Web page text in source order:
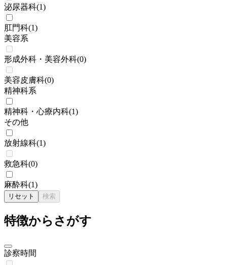
泌尿器科(1)
肛門科(1)
美容系
形成外科・美容外科(0)
美容皮膚科(0)
精神科系
精神科・心療内科(1)
その他
放射線科(1)
救急科(0)
麻酔科(1)
リセット 検索
特徴からさがす
診察時間